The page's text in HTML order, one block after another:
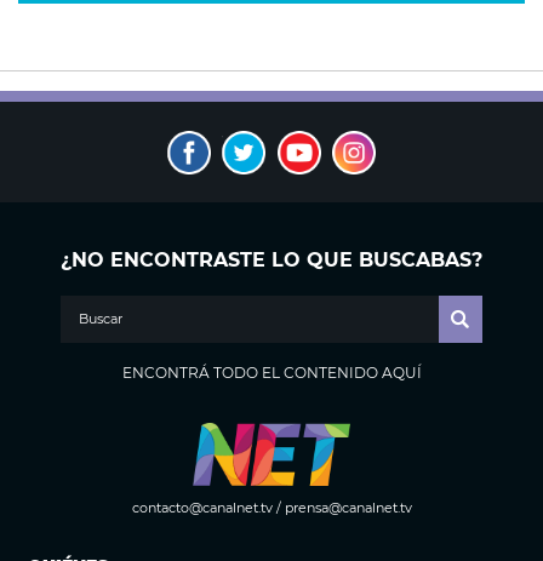
¿NO ENCONTRASTE LO QUE BUSCABAS?
ENCONTRÁ TODO EL CONTENIDO AQUÍ
contacto@canalnet.tv/ prensa@canalnet.tv